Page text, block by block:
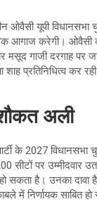
ओवैसी यूपी विधानसभा
करेगी। ओवैसी
गाजी दरगाह पर
शाह प्रतिनिधित्व
अली
के 2027 विधानसभा
सीटों पर
सकता है। उनका
में निर्णायक साबित